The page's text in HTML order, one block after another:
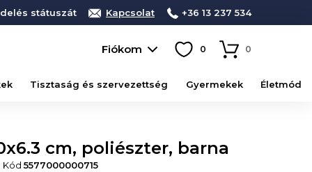
státuszát Kapcsolat +36 13 237 534
Fiókom 0 0
Tisztaság és szervezettség Gyermekek Életmód
cm, poliészter, barna
Kód5577000000715